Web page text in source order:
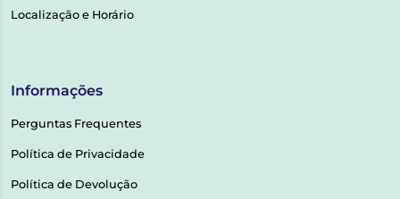
Localização e Horário
Informações
Perguntas Frequentes
Política de Privacidade
Política de Devolução